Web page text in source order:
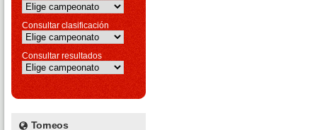
Consultar clasificación
Consultar resultados
Torneos